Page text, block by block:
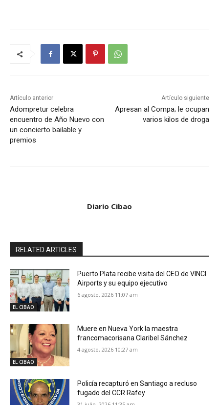
Artículo anterior
Adompretur celebra
encuentro de Año Nuevo con
un concierto bailable y
premios
Artículo siguiente
Apresan al Compa; le ocupan
varios kilos de droga
Diario Cibao
RELATED ARTICLES
EL CIBAO
Puerto Plata recibe visita del CEO de VINCI
Airports y su equipo ejecutivo
6 agosto, 2026 11:07 am
EL CIBAO
Muere en Nueva York la maestra
francomacorisana Claribel Sánchez
4 agosto, 2026 10:27 am
Policía recapturó en Santiago a recluso
fugado del CCR Rafey